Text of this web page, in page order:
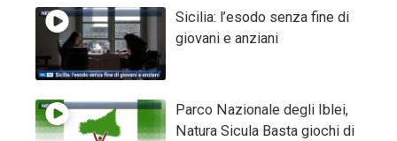
Sicilia: l’esodo senza fine di
giovani e anziani
Parco Nazionale degli Iblei,
Natura Sicula Basta giochi di